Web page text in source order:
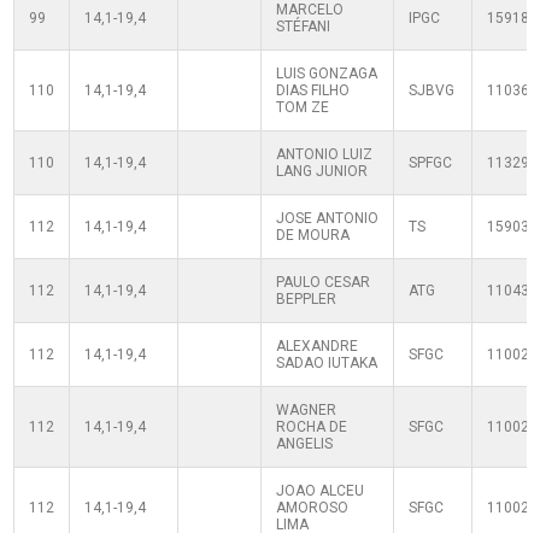
99 14,1-19,4
MARCELO
STÉFANI
IPGC
110 14,1-19,4
LUIS GONZAGA
DIAS FILHO
TOM ZE
SJBVG
110 14,1-19,4
ANTONIO LUIZ
LANG JUNIOR
SPFGC
112 14,1-19,4
JOSE ANTONIO
DE MOURA
TS
112 14,1-19,4
PAULO CESAR
BEPPLER
ATG
112 14,1-19,4
ALEXANDRE
SADAO IUTAKA
SFGC
112 14,1-19,4
WAGNER
ROCHA DE
ANGELIS
SFGC
112 14,1-19,4
JOAO ALCEU
AMOROSO
LIMA
SFGC